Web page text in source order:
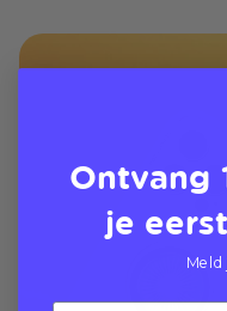
Ontvang
je
Meld